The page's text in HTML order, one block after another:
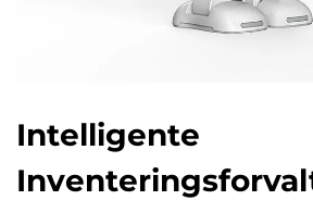
Intelligente